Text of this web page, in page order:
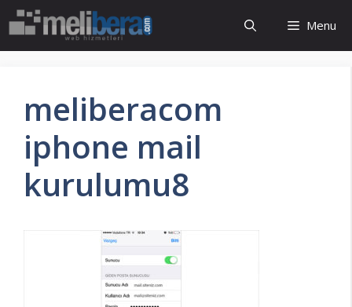
İçeriğe
Menu
meliberacom
iphone mail
kurulumu8